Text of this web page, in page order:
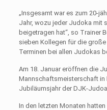
„Insgesamt war es zum 20-
Jahr, wozu jeder Judoka mit
beigetragen hat“, so Trainer
sieben Kollegen für die
Terminen bei allen Judokas
Am 18. Januar eröffnen die
Mannschaftsmeisterschaft in
Jubiläumsjahr der DJK-
In den letzten Monaten